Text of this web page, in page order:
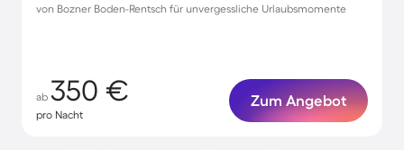
von Bozner Boden-Rentsch für unvergessliche Urlaubsmomente
ab 350 €
pro Nacht
Zum Angebot